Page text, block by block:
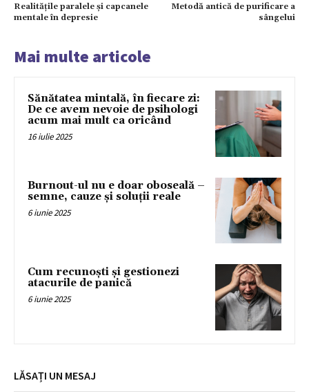
Realitățile paralele și capcanele
mentale în depresie
Metodă antică de purificare a
sângelui
Mai multe articole
Sănătatea mintală, în fiecare zi:
De ce avem nevoie de psihologi
acum mai mult ca oricând
16 iulie 2025
Burnout-ul nu e doar oboseală –
semne, cauze și soluții reale
6 iunie 2025
Cum recunoști și gestionezi
atacurile de panică
6 iunie 2025
LĂSAȚI UN MESAJ